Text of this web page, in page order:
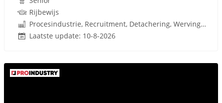
Rijbewijs
Procesindustrie, Recruitment, Detachering, Werving en Selectie
Laatste update: 10-8-2026